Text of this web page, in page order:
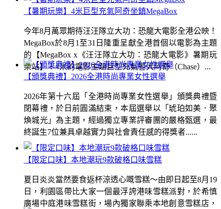
【暑期玩樂】4米巨型充氣阿奇坐鎮MegaBox
今年8月萬眾期待汪汪隊立大功：恐龍大電影全港公映！
MegaBox於8月1至31日隆重呈獻全港首個以電影為主題
的【MegaBox x《汪汪隊立大功：恐龍大電影》暑期玩
樂站】！4米的電影主題巨型充氣警犬阿奇（Chase）...
【限定口味】本地潮玩9款破格口味雪糕
夏日炎炎當然要食返杯涼透心嘅雪糕～由即日起至8月19
日，利園區帶比大家一個最浮誇港味雪糕派對，於希慎
廣場中庭港味雪糕街，場內獨家聯乘本地創意雪糕店，
【頒獎典禮】2026全港時尚專業女性選舉
2026年第十六屆「全港時尚專業女性選舉」頒獎典禮暨
閉幕禮，於日前圓滿結束，本屆選舉以「琥珀如美．聚
煥城光」為主題，經過獨立專業評審團的嚴格甄選，最
終誕生7位兼具卓越實力與社會責任感的得獎者......